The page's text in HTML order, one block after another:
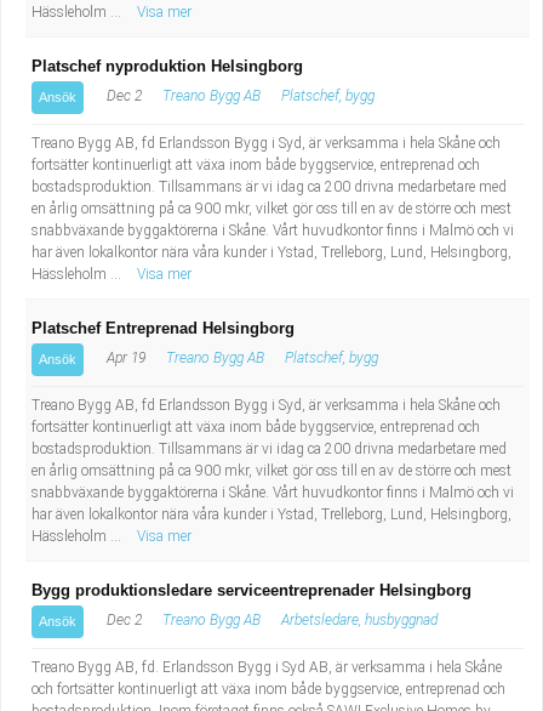
Hässleholm ...
Visa mer
Platschef nyproduktion Helsingborg
Ansök Dec 2 Treano Bygg AB Platschef, bygg
Treano Bygg AB, fd Erlandsson Bygg i Syd, är verksamma i hela Skåne och
fortsätter kontinuerligt att växa inom både byggservice, entreprenad och
bostadsproduktion. Tillsammans är vi idag ca 200 drivna medarbetare med
en årlig omsättning på ca 900 mkr, vilket gör oss till en av de större och mest
snabbväxande byggaktörerna i Skåne. Vårt huvudkontor finns i Malmö och vi
har även lokalkontor nära våra kunder i Ystad, Trelleborg, Lund, Helsingborg,
Hässleholm ...
Visa mer
Platschef Entreprenad Helsingborg
Ansök Apr 19 Treano Bygg AB Platschef, bygg
Treano Bygg AB, fd Erlandsson Bygg i Syd, är verksamma i hela Skåne och
fortsätter kontinuerligt att växa inom både byggservice, entreprenad och
bostadsproduktion. Tillsammans är vi idag ca 200 drivna medarbetare med
en årlig omsättning på ca 900 mkr, vilket gör oss till en av de större och mest
snabbväxande byggaktörerna i Skåne. Vårt huvudkontor finns i Malmö och vi
har även lokalkontor nära våra kunder i Ystad, Trelleborg, Lund, Helsingborg,
Hässleholm ...
Visa mer
Bygg produktionsledare serviceentreprenader Helsingborg
Ansök Dec 2 Treano Bygg AB Arbetsledare, husbyggnad
Treano Bygg AB, fd. Erlandsson Bygg i Syd AB, är verksamma i hela Skåne
och fortsätter kontinuerligt att växa inom både byggservice, entreprenad och